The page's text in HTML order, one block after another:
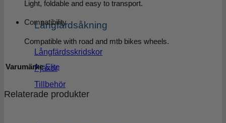
Långfärdsåkning
Långfärdsskridskor
Pjäxor
Tillbehör
Light, foldable and easy to transport.
Compatibility
Compatible with road and mtb bikes wheels.
Varumärke Elite
Relaterade produkter